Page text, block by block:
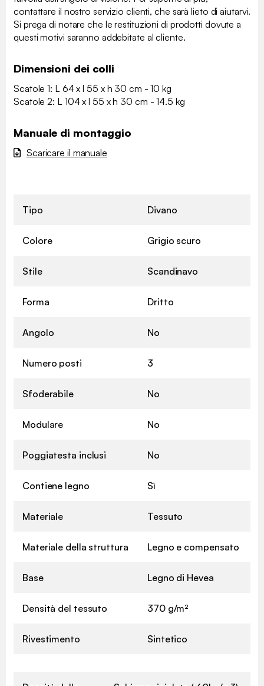
contattare il nostro servizio clienti, che sarà lieto di aiutarvi.
Si prega di notare che le restituzioni di prodotti dovute a
questi motivi saranno addebitate al cliente.
Dimensioni dei colli
Scatole 1: L 64 x l 55 x h 30 cm - 10 kg
Scatole 2: L 104 x l 55 x h 30 cm - 14.5 kg
Manuale di montaggio
Scaricare il manuale
Tipo Divano
Colore Grigio scuro
Stile Scandinavo
Forma Dritto
Angolo No
Numero posti 3
Sfoderabile No
Modulare No
Poggiatesta inclusi No
Contiene legno Sì
Materiale Tessuto
Materiale della struttura Legno e compensato
Base Legno di Hevea
Densità del tessuto 370 g/m²
Rivestimento Sintetico